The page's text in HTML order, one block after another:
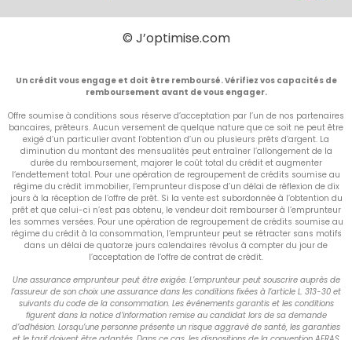
© J’optimise.com
Un crédit vous engage et doit être remboursé. Vérifiez vos capacités de
remboursement avant de vous engager.
Offre soumise à conditions sous réserve d’acceptation par l’un de nos partenaires
bancaires, prêteurs. Aucun versement de quelque nature que ce soit ne peut être
exigé d’un particulier avant l’obtention d’un ou plusieurs prêts d’argent. La
diminution du montant des mensualités peut entraîner l’allongement de la
durée du remboursement, majorer le coût total du crédit et augmenter
l’endettement total. Pour une opération de regroupement de crédits soumise au
régime du crédit immobilier, l’emprunteur dispose d’un délai de réflexion de dix
jours à la réception de l’offre de prêt. Si la vente est subordonnée à l’obtention du
prêt et que celui-ci n’est pas obtenu, le vendeur doit rembourser à l’emprunteur
les sommes versées. Pour une opération de regroupement de crédits soumise au
régime du crédit à la consommation, l’emprunteur peut se rétracter sans motifs
dans un délai de quatorze jours calendaires révolus à compter du jour de
l’acceptation de l’offre de contrat de crédit.
Une assurance emprunteur peut être exigée. L’emprunteur peut souscrire auprès de
l’assureur de son choix une assurance dans les conditions fixées à l’article L. 313-30 et
suivants du code de la consommation. Les événements garantis et les conditions
figurent dans la notice d’information remise au candidat lors de sa demande
d’adhésion. Lorsqu’une personne présente un risque aggravé de santé, les garanties